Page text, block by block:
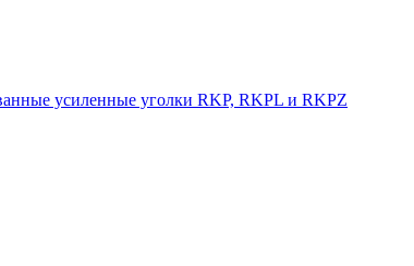
усиленные уголки RKP, RKPL и RKPZ